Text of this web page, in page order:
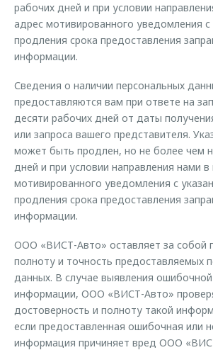
рабочих дней и при условии
адрес мотивированного уведомления с
продления срока предоставления
информации.
Сведения о наличии персональных
предоставляются вам при ответе на
десяти рабочих дней от даты
или запроса вашего представителя.
может быть продлен, но не более чем
дней и при условии направления нами
мотивированного уведомления с
продления срока предоставления
информации.
ООО «ВИСТ-Авто» оставляет за собой
полноту и точность предоставляемых
данных. В случае выявления
информации, ООО «ВИСТ-Авто»
достоверность и полноту такой
если предоставленная ошибочная или
информация причиняет вред ООО